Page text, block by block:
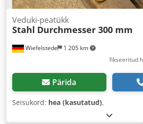
Wiefelstede 1 205 km
Veduki-peatükk
Stahl Durchmesser 300 mm
fikseeritud
Pärida
Seisukord: hea (kasutatud),